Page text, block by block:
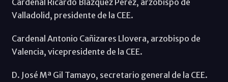
Valladolid, presidente de la CEE.
Cardenal Antonio Cañizares Llovera, arzobispo de
Valencia, vicepresidente de la CEE.
D. José Mª Gil Tamayo, secretario general de la CEE.